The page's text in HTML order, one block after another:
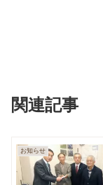
関連記事
お知らせ